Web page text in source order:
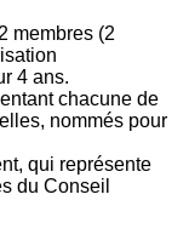
membres (2
4 ans.
chacune de
nommés pour
qui représente
du Conseil